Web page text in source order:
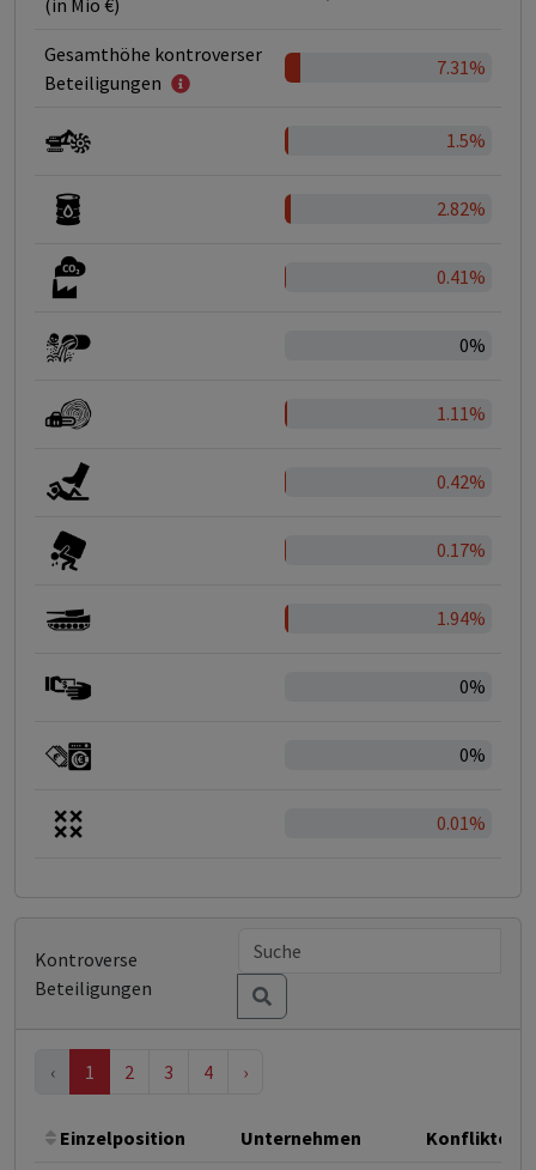
(in Mio €)
Gesamthöhe kontroverser
Beteiligungen
7.31%
1.5%
2.82%
0.41%
0%
1.11%
0.42%
0.17%
1.94%
0%
0%
0.01%
Kontroverse
Beteiligungen
‹ 1 2 3 4 ›
Einzelposition Unternehmen Konflikte